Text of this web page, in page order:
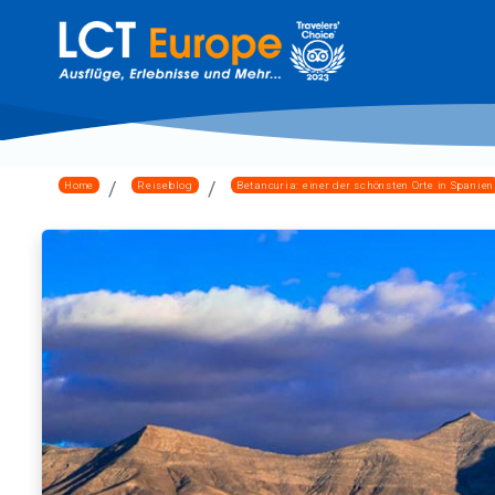
Home Reiseblog Betancuria: einer der schönsten Orte in Spanien